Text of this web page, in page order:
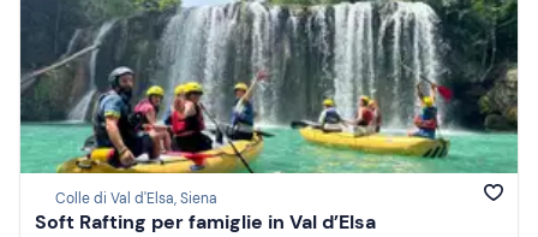
Colle di Val d'Elsa, Siena
Soft Rafting per famiglie in Val d’Elsa